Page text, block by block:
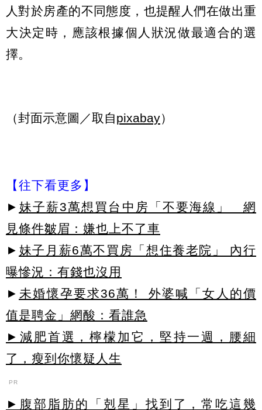
人對於房產的不同態度，也提醒人們在做出重
大決定時，應該根據個人狀況做最適合的選
擇。
（封面示意圖／取自pixabay）
【往下看更多】
► 妹子薪3萬想買台中房「不要海線」 網
見條件皺眉：嫌也上不了車
► 妹子月薪6萬不買房「想住養老院」 內行
曝慘況：有錢也沒用
► 未婚懷孕要求36萬！ 外婆喊「女人的價
值是聘金」網酸：看誰急
►減肥首選，檸檬加它，堅持一週，腰細
了，瘦到你懷疑人生
PR
►腹部脂肪的「剋星」找到了，常吃這幾